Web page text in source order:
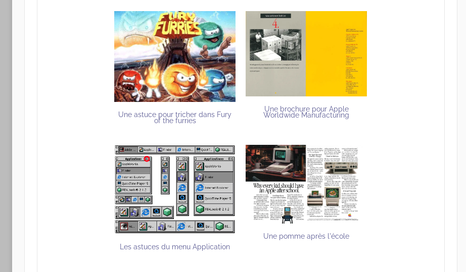
Une astuce pour tricher dans Fury
of the furries
Une brochure pour Apple
Worldwide Manufacturing
Les astuces du menu Application
Une pomme après l'école